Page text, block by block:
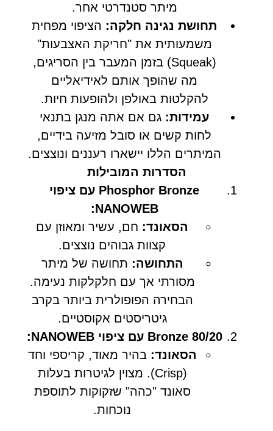
מיתר סטנדרטי אחר.
תחושת נגינה חלקה: הציפוי מפחית
משמעותית את "חריקת האצבעות"
(Squeak) בזמן המעבר בין הסריגים,
מה שהופך אותם לאידיאליים
להקלטות באולפן ולהופעות חיות.
עמידות: גם אם אתה מנגן בתנאי
לחות קשים או סובל מזיעה בידיים,
המיתרים הללו יישארו רעננים ונוצצים.
הסדרות המובילות
Phosphor Bronze עם ציפוי
NANOWEB:
הסאונד: חם, עשיר ומאוזן עם
קצוות גבוהים נוצצים.
התחושה: תחושה של מיתר
מסורתי אך עם חלקלקות נעימה.
הבחירה הפופולרית ביותר בקרב
גיטריסטים אקוסטיים.
80/20 Bronze עם ציפוי NANOWEB:
הסאונד: בהיר מאוד, קריספי וחד
(Crisp). מצוין לגיטרות בעלות
סאונד "כהה" שזקוקות לתוספת
נוכחות.